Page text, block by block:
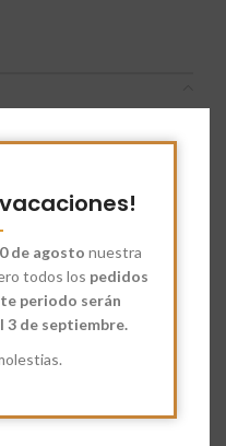
de agosto nuestra
todos los pedidos
periodo serán
de septiembre.
gluten.Es una harina
a partir de la
bizcochos o tortas,
de su uso en
una buena masa a las
muy usada en la
para panes planos, tortitas
masas elaboradas con